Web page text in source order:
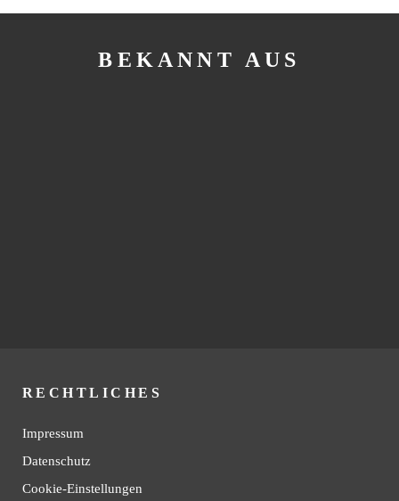
BEKANNT AUS
RECHTLICHES
Impressum
Datenschutz
Cookie-Einstellungen